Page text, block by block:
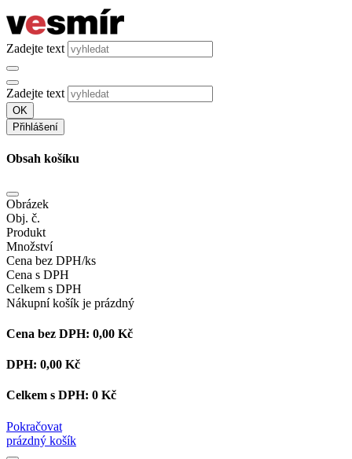
Zadejte text
Zadejte text
OK
Přihlášení
Obsah košíku
Obrázek
Obj. č.
Produkt
Množství
Cena bez DPH/ks
Cena s DPH
Celkem s DPH
Nákupní košík je prázdný
Cena bez DPH: 0,00 Kč
DPH: 0,00 Kč
Celkem s DPH: 0 Kč
Pokračovat
prázdný košík